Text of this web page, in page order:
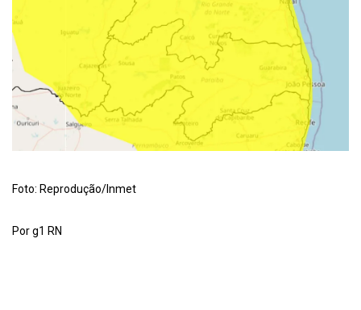
Foto: Reprodução/Inmet
Por g1 RN